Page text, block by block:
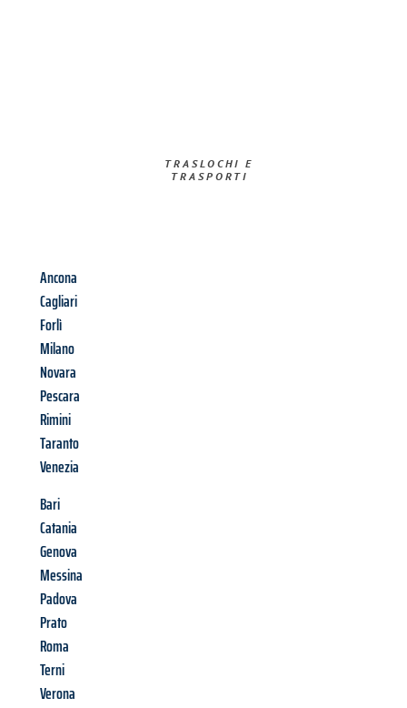
TRASLOCHI E
TRASPORTI​
Ancona
Cagliari
Forlì
Milano
Novara
Pescara
Rimini
Taranto
Venezia
Bari
Catania
Genova
Messina
Padova
Prato
Roma
Terni
Verona